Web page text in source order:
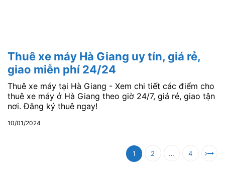
Thuê xe máy Hà Giang uy tín, giá rẻ,
giao miễn phí 24/24
Thuê xe máy tại Hà Giang - Xem chi tiết các điểm cho
thuê xe máy ở Hà Giang theo giờ 24/7, giá rẻ, giao tận
nơi. Đăng ký thuê ngay!
10/01/2024
1 2 … 4